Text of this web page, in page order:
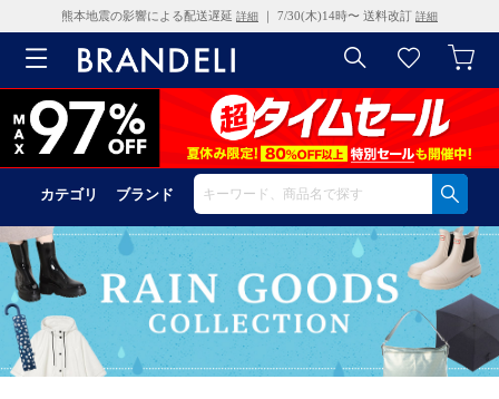
熊本地震の影響による配送遅延 詳細 ｜ 7/30(木)14時〜 送料改訂 詳細
カテゴリ ブランド